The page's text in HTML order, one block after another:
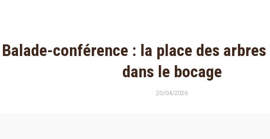
Balade-conférence : la place des
dans le bocage
20/04/2026